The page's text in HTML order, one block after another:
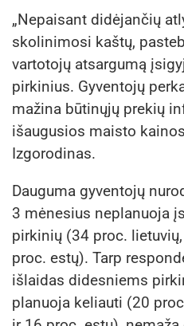
„Nepaisant didėjančių
skolinimosi kaštų,
vartotojų atsargumą
pirkinius. Gyventojų
mažina būtinųjų prekių
išaugusios maisto
Izgorodinas.
Dauguma gyventojų
3 mėnesius neplanuoja
pirkinių (34 proc.
proc. estų). Tarp
išlaidas didesniems
planuoja keliauti (20